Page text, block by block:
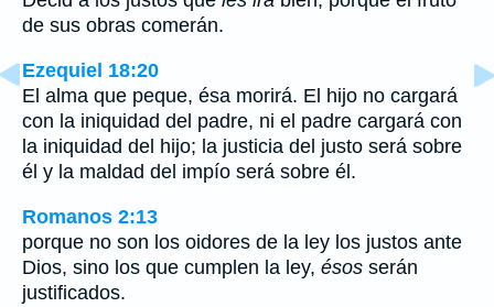
de sus obras comerán.
Ezequiel 18:20
El alma que peque, ésa morirá. El hijo no cargará
con la iniquidad del padre, ni el padre cargará con
la iniquidad del hijo; la justicia del justo será sobre
él y la maldad del impío será sobre él.
Romanos 2:13
porque no son los oidores de la ley los justos ante
Dios, sino los que cumplen la ley, ésos serán
justificados.